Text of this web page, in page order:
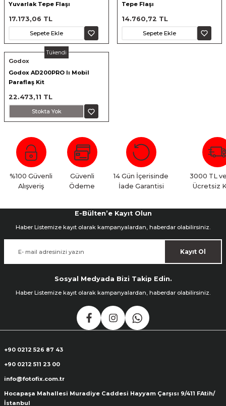
Işıklar
Setleri
Yuvarlak Tepe Flaşı
17.173,06 TL
Sepete Ekle
Tepe Flaşı
14.760,72 TL
Sepete Ekle
Tükendi
Godox
Godox AD200PRO Iı Mobil
Paraflaş Kit
22.473,11 TL
Stokta Yok
%100 Güvenli
Alışveriş
Güvenli
Ödeme
14 Gün İçerisinde
İade Garantisi
3000 TL
Ücretsiz
E-Bülten’e Kayıt Olun
Haber Listemize kayıt olarak kampanyalardan, haberdar olabilirsiniz.
Kayıt Ol
Sosyal Medyada Bizi Takip Edin.
Haber Listemize kayıt olarak kampanyalardan, haberdar olabilirsiniz.
+90 0212 526 87 43
+90 0212 511 23 00
info@fotofix.com.tr
Hocapaşa Mahallesi Muradiye Caddesi Hayyam Çarşısı 9/411 FAtih/
İstanbul